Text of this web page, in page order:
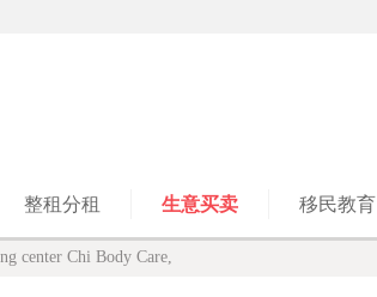
整租分租 生意买卖 移民教育
center Chi Body Care,